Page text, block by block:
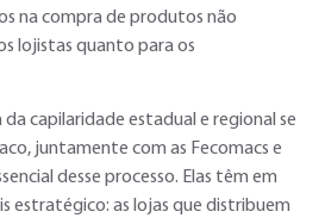
na compra de produtos não
lojistas quanto para os
capilaridade estadual e regional se
juntamente com as Fecomacs e
desse processo. Elas têm em
estratégico: as lojas que distribuem